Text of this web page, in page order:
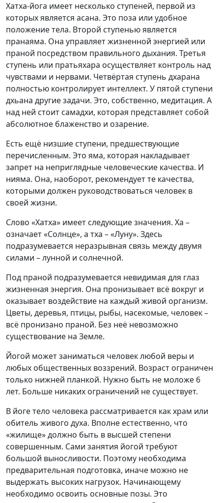
Хатха-йога имеет несколько ступеней, первой из
которых является асана. Это поза или удобное
положение тела. Второй ступенью является
пранаяма. Она управляет жизненной энергией или
праной посредством правильного дыхания. Третья
ступень или пратьяхара осуществляет контроль над
чувствами и нервами. Четвёртая ступень дхарана
полностью контролирует интеллект. У пятой ступени
дхьана другие задачи. Это, собственно, медитация. А
над ней стоит самадхи, которая представляет собой
абсолютное блаженство и озарение.
Есть ещё низшие ступени, предшествующие
перечисленным. Это яма, которая накладывает
запрет на неприглядные человеческие качества. И
нияма. Она, наоборот, рекомендует те качества,
которыми должен руководствоваться человек в
своей жизни.
Слово «Хатха» имеет следующие значения. Ха –
означает «Солнце», а тха – «Луну». Здесь
подразумевается неразрывная связь между двумя
силами – лунной и солнечной.
Под праной подразумевается невидимая для глаз
жизненная энергия. Она пронизывает всё вокруг и
оказывает воздействие на каждый живой организм.
Цветы, деревья, птицы, рыбы, насекомые, человек –
всё пронизано праной. Без неё невозможно
существование на Земле.
Йогой может заниматься человек любой веры и
любых общественных воззрений. Возраст ограничен
только нижней планкой. Нужно быть не моложе 6
лет. Больше никаких ограничений не существует.
В йоге тело человека рассматривается как храм или
обитель живого духа. Вполне естественно, что
«жилище» должно быть в высшей степени
совершенным. Сами занятия йогой требуют
большой выносливости. Поэтому необходима
предварительная подготовка, иначе можно не
выдержать высоких нагрузок. Начинающему
необходимо освоить основные позы. Это